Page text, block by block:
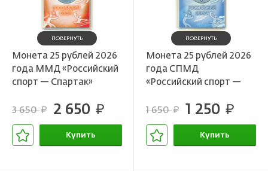
ПОВЕРНУТЬ
Монета 25 рублей 2026
года ММД «Российский
спорт — Спартак»
3 650руб. 2 650 руб.
Купить
ПОВЕРНУТЬ
Монета 25 рублей 2026
года СПМД
«Российский спорт —
1 650руб. 1 250 руб.
Купить